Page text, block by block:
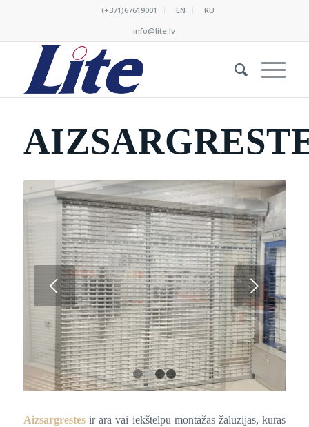
(+371)67619001 EN
RU
info@lite.lv
Next
1 2 3 4
Aizsargrestesir āra vai iekštelpu montāžas žalūzijas, kuras